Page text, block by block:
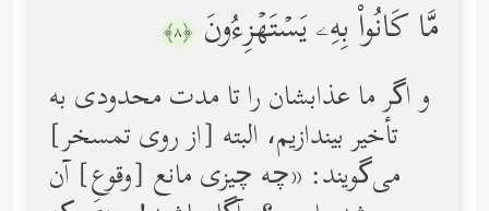
مَّا كَانُواْ بِهِۦ یَسۡتَهۡزِءُونَ ﴿٨﴾
و اگر ما عذابشان را تا مدت محدودی به
تأخیر بیندازیم، البته [از روی تمسخر]
می‌گویند: «چه چیزی مانع [وقوعِ] آن